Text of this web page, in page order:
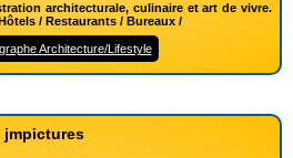
architecturale, culinaire et art de vivre.
/ Restaurants / Bureaux /
Architecture/Lifestyle
jmpictures